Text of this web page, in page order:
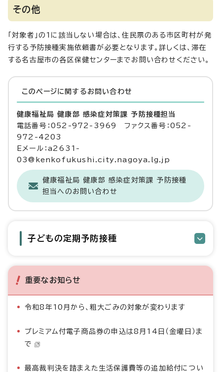
その他
「対象者」の1に該当しない場合は、住民票のある市区町村が発
行する予防接種実施依頼書が必要となります。詳しくは、滞在
する名古屋市の各区保健センターまでお問い合わせください。
このページに関する お問い合わせ
健康福祉局 健康部 感染症対策課 予防接種担当
電話番号：052-972-3969 ファクス番号：052-
972-4203
Eメール：a2631-
03@kenkofukushi.city.nagoya.lg.jp
健康福祉局 健康部 感染症対策課 予防接種
担当へのお問い合わせ
子どもの定期予防接種
重要なお知らせ
令和8年10月から、粗大ごみの対象が変わります
プレミアム付電子商品券の申込は8月14日（金曜日）ま
で
最高裁判決を踏まえた生活保護費等の追加給付につい